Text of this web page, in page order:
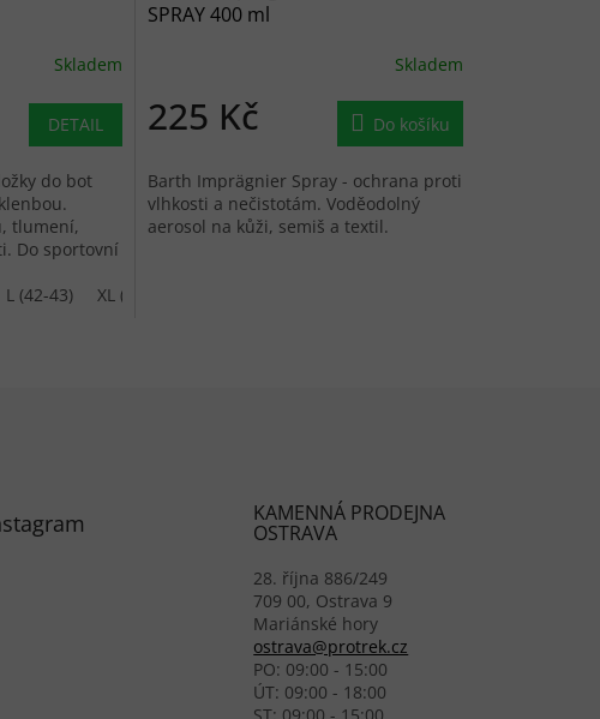
Skladem
DETAIL
do bot
tlumení,
Do sportovní
L (42-43) XL (44-45)
SPRAY 400 ml
Skladem
225 Kč Do košíku
Barth Imprägnier Spray - ochrana proti
vlhkosti a nečistotám. Voděodolný
aerosol na kůži, semiš a textil.
KAMENNÁ PRODEJNA
OSTRAVA
28. října 886/249
709 00, Ostrava 9
Mariánské hory
ostrava@protrek.cz
PO: 09:00 - 15:00
ÚT: 09:00 - 18:00